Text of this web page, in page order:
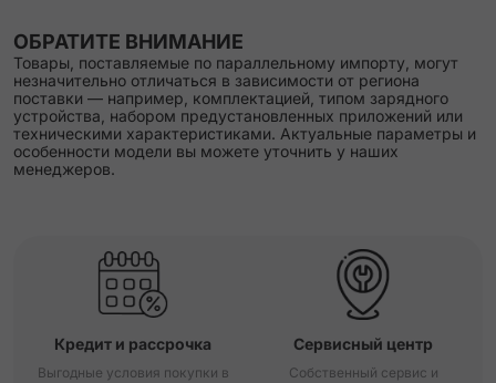
ОБРАТИТЕ ВНИМАНИЕ
Товары, поставляемые по параллельному импорту, могут
незначительно отличаться в зависимости от региона
поставки — например, комплектацией, типом зарядного
устройства, набором предустановленных приложений или
техническими характеристиками. Актуальные параметры и
особенности модели вы можете уточнить у наших
менеджеров.
Кредит и рассрочка
Выгодные условия покупки в
Сервисный центр
Собственный сервис и